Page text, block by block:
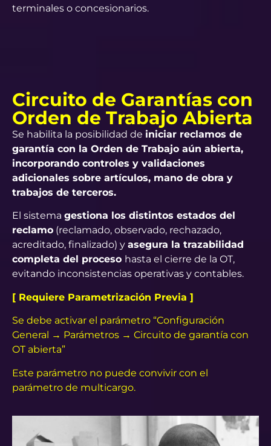
terminales o concesionarios.
Circuito de Garantías con
Orden de Trabajo Abierta
Se habilita la posibilidad de iniciar reclamos de
garantía con la Orden de Trabajo aún abierta,
incorporando controles y validaciones
adicionales sobre artículos, mano de obra y
trabajos de terceros.
El sistema gestiona los distintos estados del
reclamo (reclamado, observado, rechazado,
acreditado, finalizado) y asegura la trazabilidad
completa del proceso hasta el cierre de la OT,
evitando inconsistencias operativas y contables.
[ Requiere Parametrización Previa ]
Se debe activar el parámetro “Configuración
General → Parámetros → Circuito de garantía con
OT abierta”
Este parámetro no puede convivir con el
parámetro de multicargo.